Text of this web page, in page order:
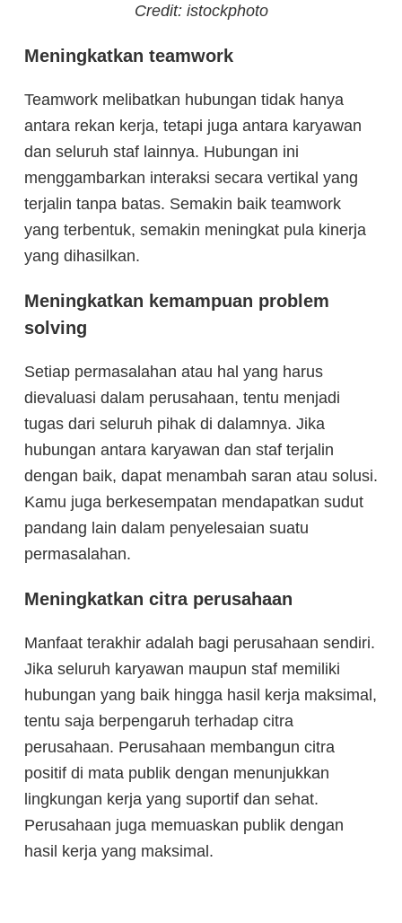
Credit: istockphoto
Meningkatkan teamwork
Teamwork melibatkan hubungan tidak hanya
antara rekan kerja, tetapi juga antara karyawan
dan seluruh staf lainnya. Hubungan ini
menggambarkan interaksi secara vertikal yang
terjalin tanpa batas. Semakin baik teamwork
yang terbentuk, semakin meningkat pula kinerja
yang dihasilkan.
Meningkatkan kemampuan problem
solving
Setiap permasalahan atau hal yang harus
dievaluasi dalam perusahaan, tentu menjadi
tugas dari seluruh pihak di dalamnya. Jika
hubungan antara karyawan dan staf terjalin
dengan baik, dapat menambah saran atau solusi.
Kamu juga berkesempatan mendapatkan sudut
pandang lain dalam penyelesaian suatu
permasalahan.
Meningkatkan citra perusahaan
Manfaat terakhir adalah bagi perusahaan sendiri.
Jika seluruh karyawan maupun staf memiliki
hubungan yang baik hingga hasil kerja maksimal,
tentu saja berpengaruh terhadap citra
perusahaan. Perusahaan membangun citra
positif di mata publik dengan menunjukkan
lingkungan kerja yang suportif dan sehat.
Perusahaan juga memuaskan publik dengan
hasil kerja yang maksimal.